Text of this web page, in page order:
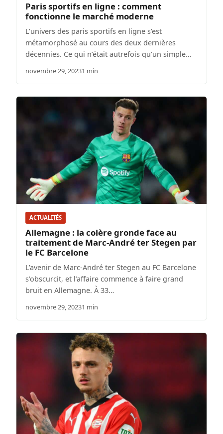
Paris sportifs en ligne : comment
fonctionne le marché moderne
L’univers des paris sportifs en ligne s’est
métamorphosé au cours des deux dernières
décennies. Ce qui n’était autrefois qu’un simple…
novembre 29, 20231 min
ACTUALITÉS
Allemagne : la colère gronde face au
traitement de Marc-André ter Stegen par
le FC Barcelone
L’avenir de Marc-André ter Stegen au FC Barcelone
s’obscurcit, et l’affaire commence à faire grand
bruit en Allemagne. À 33…
novembre 29, 20231 min